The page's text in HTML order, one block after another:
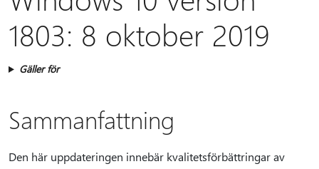
1803: 8 oktober 2019
Gäller för
Sammanfattning
Den här uppdateringen innebär kvalitetsförbättringar av